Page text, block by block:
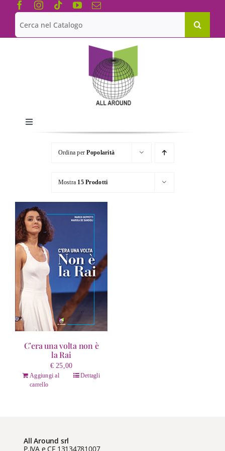
Salta
contenuto
Cerca
per:
Toggle
Navigation
Chi siamo
Le Collane
Catalogo
Ordina perPopolarità
Mostra 15 Prodotti
C’era una volta non è
la Rai
€25,00
Aggiungi al
carrello
Dettagli
All Around srl
P.IVA e CF 13134781007